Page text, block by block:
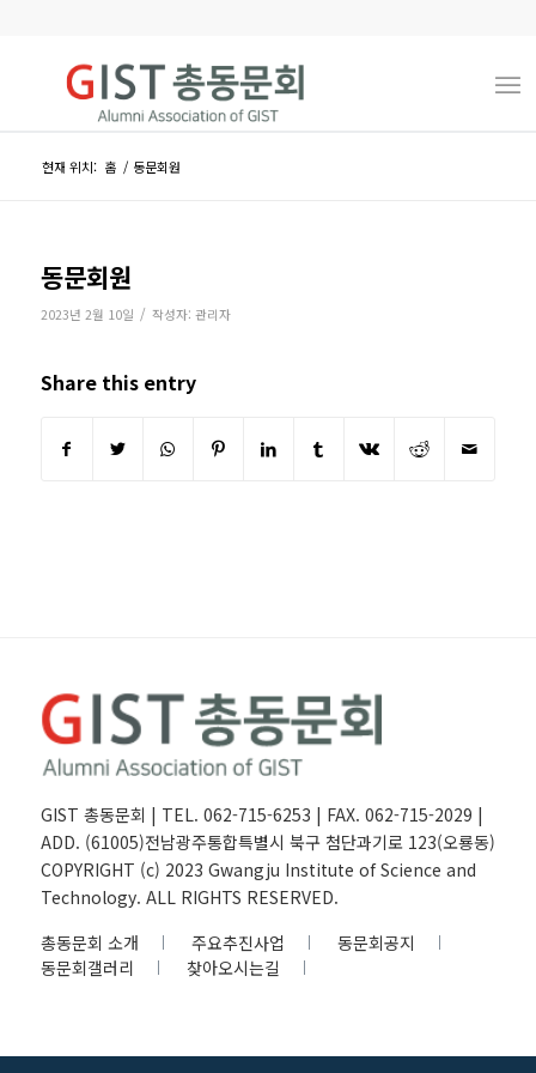
현재 위치: 홈 / 동문회원
동문회원
2023년 2월 10일 / 작성자: 관리자
Share this entry
GIST 총동문회 | TEL. 062-715-6253 | FAX. 062-715-2029 |
ADD. (61005)전남광주통합특별시 북구 첨단과기로 123(오룡동)
COPYRIGHT (c) 2023 Gwangju Institute of Science and
Technology. ALL RIGHTS RESERVED.
총동문회 소개
주요추진사업
동문회공지
동문회갤러리
찾아오시는길